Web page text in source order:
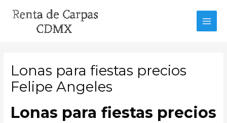
Lonas para fiestas precios
Felipe Angeles
Lonas para fiestas precios